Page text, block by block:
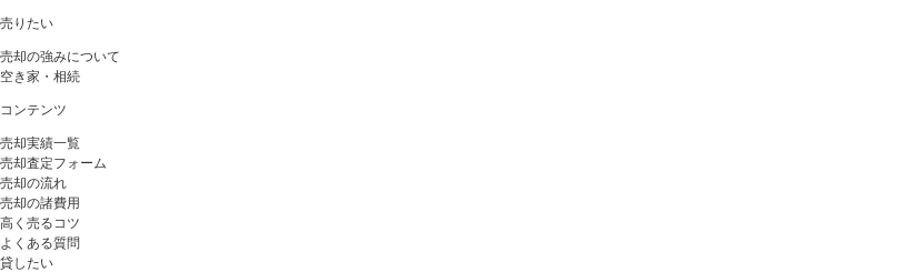
売りたい
売却の強みについて
空き家・相続
コンテンツ
売却実績一覧
売却査定フォーム
売却の流れ
売却の諸費用
高く売るコツ
よくある質問
貸したい